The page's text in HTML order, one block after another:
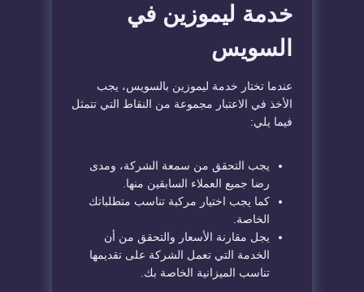
خدمة ليموزين في
السويس
عندما تختار خدمة ليموزين بالسويس، يجب
الأخذ في الاعتبار مجموعة من النقاط التي تتمثل
فيما يلي:
يجب التحقق من سمعة الشركة، ومدى
رضا جميع العملاء السابقين منها.
كما يجب اختيار مركبة تناسب متطلباتك
الخاصة.
يجل مقارنة الأسعار والتحقق من أن
الخدمة التي تعمل الشركة على تقديمها
تناسب الميزانية الخاصة بك.